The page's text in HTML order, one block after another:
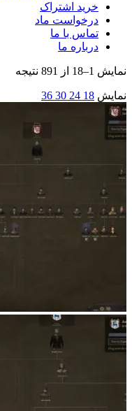
خرید اشتراک
درخواست ماد
تماس با ما
درباره ما
نمایش 1–18 از 891 نتیجه
نمایش 18
24
30
36